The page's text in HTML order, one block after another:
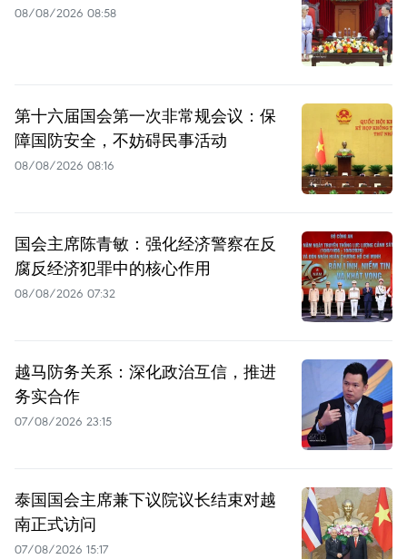
08/08/2026 08:58
第十六届国会第一次非常规会议：保
障国防安全，不妨碍民事活动
08/08/2026 08:16
国会主席陈青敏：强化经济警察在反
腐反经济犯罪中的核心作用
08/08/2026 07:32
越马防务关系：深化政治互信，推进
务实合作
07/08/2026 23:15
泰国国会主席兼下议院议长结束对越
南正式访问
07/08/2026 15:17